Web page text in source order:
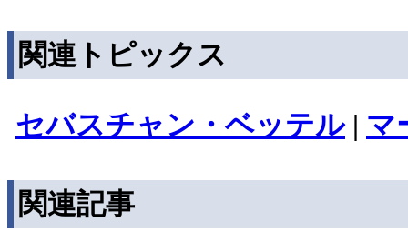
関連トピックス
セバスチャン・ベッテル| マ
関連記事